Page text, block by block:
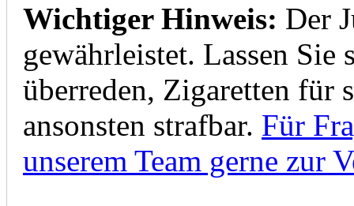
Wichtiger Hinweis: Der
gewährleistet. Lassen
überreden, Zigaretten für
ansonsten strafbar. Für
unserem Team gerne zur